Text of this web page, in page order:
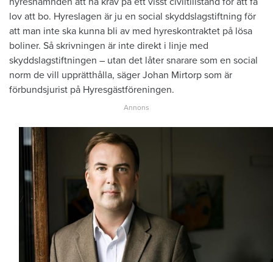
lov att bo. Hyreslagen är ju en social skyddslagstiftning för
att man inte ska kunna bli av med hyreskontraktet på lösa
boliner. Så skrivningen är inte direkt i linje med
skyddslagstiftningen – utan det låter snarare som en social
norm de vill upprätthålla, säger Johan Mirtorp som är
förbundsjurist på Hyresgästföreningen.